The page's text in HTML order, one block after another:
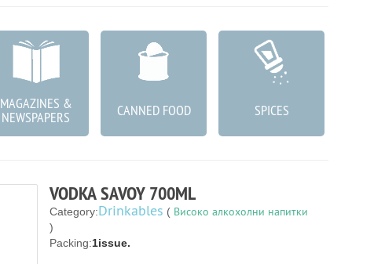
MAGAZINES &
NEWSPAPERS CANNED FOOD SPICES
VODKA SAVOY 700ML
Category:Drinkables ( Високо алкохолни напитки
)
Packing:1issue.